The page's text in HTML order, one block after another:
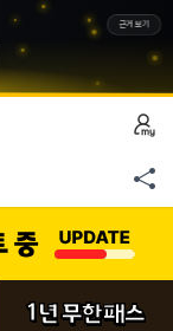
근거보기
1년 무한패스